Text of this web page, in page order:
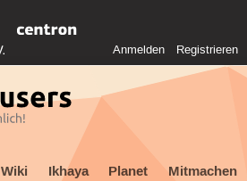
Anmelden Registrieren
Wiki Ikhaya Planet Mitmachen